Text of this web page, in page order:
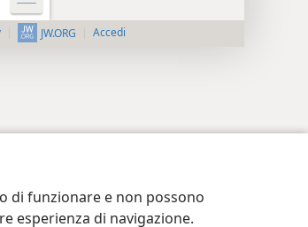
di funzionare e non possono
esperienza di navigazione.
JW.ORG Accedi